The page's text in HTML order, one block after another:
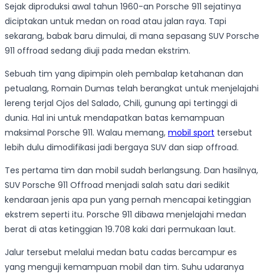
Sejak diproduksi awal tahun 1960-an Porsche 911 sejatinya
diciptakan untuk medan on road atau jalan raya. Tapi
sekarang, babak baru dimulai, di mana sepasang SUV Porsche
911 offroad sedang diuji pada medan ekstrim.
Sebuah tim yang dipimpin oleh pembalap ketahanan dan
petualang, Romain Dumas telah berangkat untuk menjelajahi
lereng terjal Ojos del Salado, Chili, gunung api tertinggi di
dunia. Hal ini untuk mendapatkan batas kemampuan
maksimal Porsche 911. Walau memang, mobil sport tersebut
lebih dulu dimodifikasi jadi bergaya SUV dan siap offroad.
Tes pertama tim dan mobil sudah berlangsung. Dan hasilnya,
SUV Porsche 911 Offroad menjadi salah satu dari sedikit
kendaraan jenis apa pun yang pernah mencapai ketinggian
ekstrem seperti itu. Porsche 911 dibawa menjelajahi medan
berat di atas ketinggian 19.708 kaki dari permukaan laut.
Jalur tersebut melalui medan batu cadas bercampur es
yang menguji kemampuan mobil dan tim. Suhu udaranya